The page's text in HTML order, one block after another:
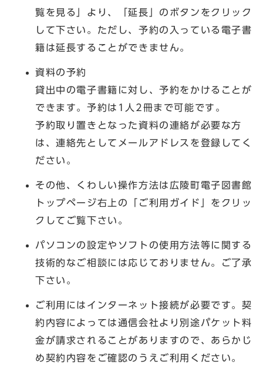
覧を見る」より、「延長」のボタンをクリック
して下さい。ただし、予約の入っている電子書
籍は延長することができません。
資料の予約
貸出中の電子書籍に対し、予約をかけることが
できます。予約は1人2冊まで可能です。
予約取り置きとなった資料の連絡が必要な方
は、連絡先としてメールアドレスを登録してく
ださい。
その他、くわしい操作方法は広陵町電子図書館
トップページ右上の「ご利用ガイド」をクリッ
クしてご覧下さい。
パソコンの設定やソフトの使用方法等に関する
技術的なご相談には応じておりません。ご了承
下さい。
ご利用にはインターネット接続が必要です。契
約内容によっては通信会社より別途パケット料
金が請求されることがありますので、あらかじ
め契約内容をご確認のうえご利用ください。